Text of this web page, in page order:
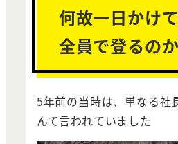
何故一日かけ
全員で登るのか
5年前の当時は、単なる社
んて言われていました